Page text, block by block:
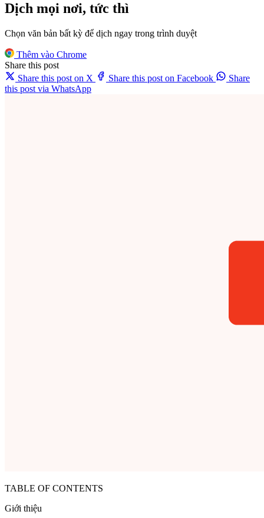
Dịch mọi nơi, tức thì
Chọn văn bản bất kỳ để dịch ngay trong trình duyệt
Thêm vào Chrome
Share this post
Share this post on X
Share this post on Facebook
Share
this post via WhatsApp
TABLE OF CONTENTS
Giới thiệu